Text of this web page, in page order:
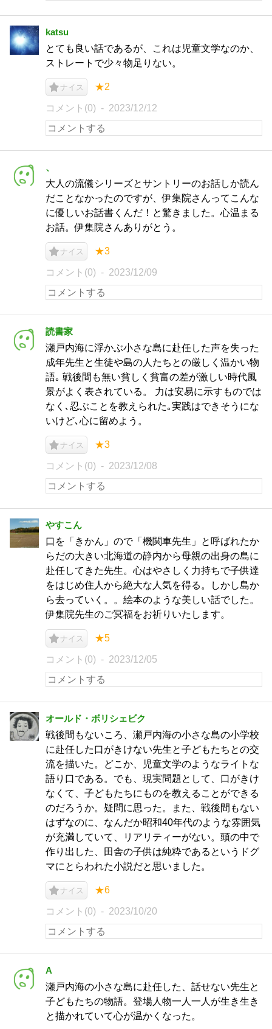
katsu
とても良い話であるが、これは児童文学なのか、
ストレートで少々物足りない。
ナイス ★2
コメント(0) 2023/12/12
、
大人の流儀シリーズとサントリーのお話しか読ん
だことなかったのですが、伊集院さんってこんな
に優しいお話書くんだ！と驚きました。心温まる
お話。伊集院さんありがとう。
ナイス ★3
コメント(0) 2023/12/09
読書家
瀬戸内海に浮かぶ小さな島に赴任した声を失った
成年先生と生徒や島の人たちとの厳しく温かい物
語｡ 戦後間も無い貧しく貧富の差が激しい時代風
景がよく表されている。 力は安易に示すものでは
なく､忍ぶことを教えられた｡実践はできそうにな
いけど､心に留めよう。
ナイス ★3
コメント(0) 2023/12/08
やすこん
口を「きかん」ので「機関車先生」と呼ばれたか
らだの大きい北海道の静内から母親の出身の島に
赴任してきた先生。心はやさしく力持ちで子供達
をはじめ住人から絶大な人気を得る。しかし島か
ら去っていく。。絵本のような美しい話でした。
伊集院先生のご冥福をお祈りいたします。
ナイス ★5
コメント(0) 2023/12/05
オールド・ボリシェビク
戦後間もないころ、瀬戸内海の小さな島の小学校
に赴任した口がきけない先生と子どもたちとの交
流を描いた。どこか、児童文学のようなライトな
語り口である。でも、現実問題として、口がきけ
なくて、子どもたちにものを教えることができる
のだろうか。疑問に思った。また、戦後間もない
はずなのに、なんだか昭和40年代のような雰囲気
が充満していて、リアリティーがない。頭の中で
作り出した、田舎の子供は純粋であるというドグ
マにとらわれた小説だと思いました。
ナイス ★6
コメント(0) 2023/10/20
A
瀬戸内海の小さな島に赴任した、話せない先生と
子どもたちの物語。登場人物一人一人が生き生き
と描かれていて心が温かくなった。